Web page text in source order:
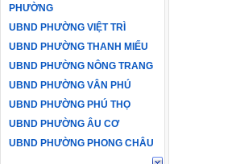
PHƯỜNG
UBND PHƯỜNG VIỆT TRÌ
UBND PHƯỜNG THANH MIẾU
UBND PHƯỜNG NÔNG TRANG
UBND PHƯỜNG VÂN PHÚ
UBND PHƯỜNG PHÚ THỌ
UBND PHƯỜNG ÂU CƠ
UBND PHƯỜNG PHONG CHÂU